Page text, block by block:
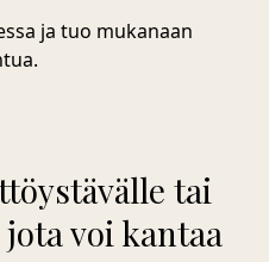
ja tuo mukanaan
tai
voi kantaa